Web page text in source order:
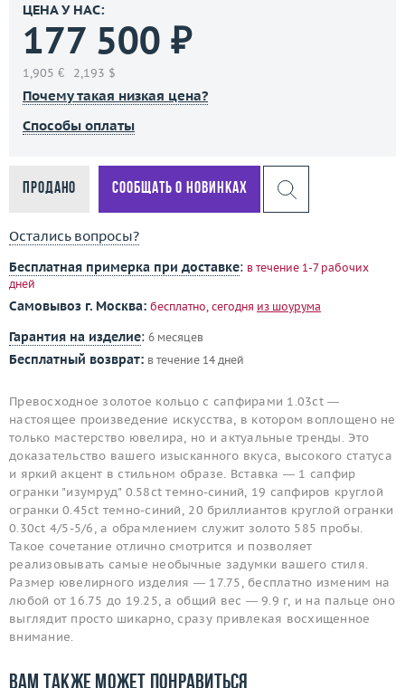
ЦЕНА У НАС:
177 500 ₽
1,905 € 2,193 $
Почему такая низкая цена?
Способы оплаты
Продано Сообщать о новинках
Остались вопросы?
Бесплатная примерка при доставке: в течение 1-7 рабочих
дней
Самовывоз г. Москва: бесплатно, сегодня из шоурума
Гарантия на изделие: 6 месяцев
Бесплатный возврат: в течение 14 дней
Превосходное золотое кольцо с сапфирами 1.03ct —
настоящее произведение искусства, в котором воплощено не
только мастерство ювелира, но и актуальные тренды. Это
доказательство вашего изысканного вкуса, высокого статуса
и яркий акцент в стильном образе. Вставка — 1 сапфир
огранки "изумруд" 0.58ct темно-синий, 19 сапфиров круглой
огранки 0.45ct темно-синий, 20 бриллиантов круглой огранки
0.30ct 4/5-5/6, а обрамлением служит золото 585 пробы.
Такое сочетание отлично смотрится и позволяет
реализовывать самые необычные задумки вашего стиля.
Размер ювелирного изделия — 17.75, бесплатно изменим на
любой от 16.75 до 19.25, а общий вес — 9.9 г, и на пальце оно
выглядит просто шикарно, сразу привлекая восхищенное
внимание.